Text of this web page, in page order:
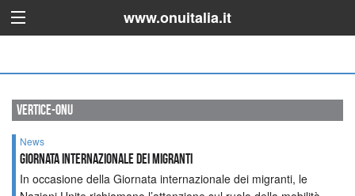
www.onuitalia.it
vertice-onu
News
Giornata Internazionale dei migranti
In occasione della Giornata internazionale dei migranti, le